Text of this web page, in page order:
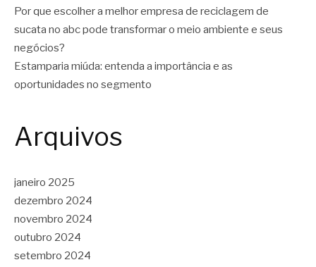
Por que escolher a melhor empresa de reciclagem de
sucata no abc pode transformar o meio ambiente e seus
negócios?
Estamparia miúda: entenda a importância e as
oportunidades no segmento
Arquivos
janeiro 2025
dezembro 2024
novembro 2024
outubro 2024
setembro 2024